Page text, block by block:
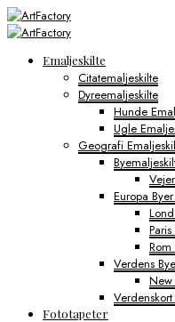
Emaljeskilte
Citatemaljeskilte
Dyreemaljeskilte
Hunde
Ugle
Geografi
Europa
Verdens
New
Fototapeter